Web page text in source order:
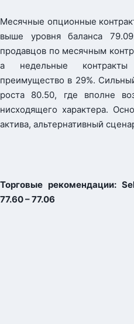
Месячные опционные
выше уровня баланса
продавцов по месячным
а недельные контракты
преимущество в 29%.
роста 80.50, где вполне
нисходящего характера.
актива, альтернативный
Торговые рекомендации:
77.60 – 77.06